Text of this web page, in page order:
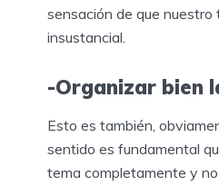
sensación de que nuestro
insustancial.
-Organizar bien
Esto es también,
sentido es fundamental
tema completamente y